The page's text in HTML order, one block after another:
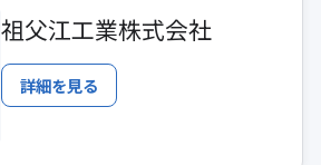
祖父江工業株式会社
詳細を見る